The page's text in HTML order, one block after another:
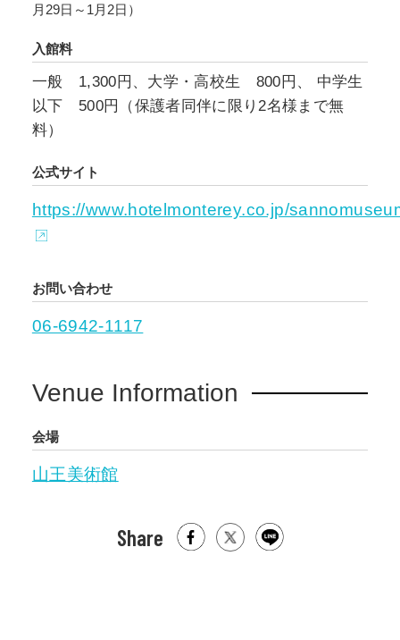
月29日～1月2日）
入館料
一般 1,300円、大学・高校生 800円、 中学生
以下 500円（保護者同伴に限り2名様まで無
料）
公式サイト
https://www.hotelmonterey.co.jp/
お問い合わせ
06-6942-1117
Venue Information
会場
山王美術館
Share